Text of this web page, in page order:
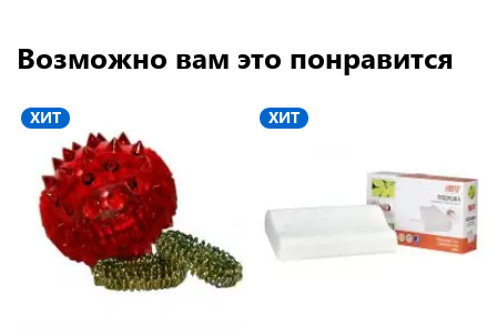
Возможно вам это понравится
ХИТ ХИТ